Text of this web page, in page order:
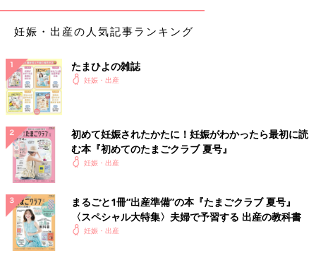
可能性が非常に高くなるので、注意が必要です。
子宮頸管無力症と診断された場合、流産や早産の引き金になるた
め、慎重に経過を診ていきます。
妊婦さんは安静を指示されますが、子宮頸管無力症の重症度や妊
娠時期によっては、入院、手術をすることもあります。
入院はする？ しない？
子宮頸管無力症のいちばんの治療は「安静にすること」。安静に
するとおなかの張りが治まる、子宮頸管の長さにまだ余裕がある
場合などは、自宅安静を指示されます。
一方、点滴などの投薬が必要な場合、継続的な観察や治療が必要
妊娠・出産の人気記事ランキング
たまひよの雑誌
妊娠・出産
初めて妊娠されたかたに！妊娠がわかったら最初に読
む本『初めてのたまごクラブ 夏号』
妊娠・出産
まるごと1冊“出産準備”の本『たまごクラブ 夏号』
〈スペシャル大特集〉夫婦で予習する 出産の教科書
妊娠・出産